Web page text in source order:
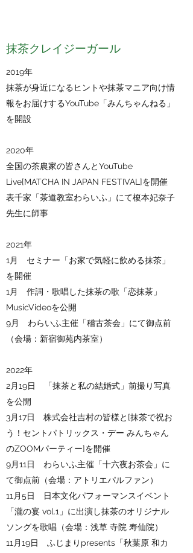
抹茶クレイジーガール
2019年
抹茶が身近になるヒントや抹茶マニア向け情
報をお届けするYouTube「みんちゃんねる」
を開設
2020年
全国の茶農家の皆さんとYouTube
Live[MATCHA IN JAPAN FESTIVAL]を開催
表千家「茶道教室わらいふ」にて榎本妃奈子
先生に師事
2021年
1月 セミナー「お家で気軽に飲める抹茶」
を開催
1月 作詞・歌唱した抹茶の歌「恋抹茶」
MusicVideoを公開
9月 わらいふ主催「稽古茶会」にて御点前
（会場：新宿御苑内茶室）
2022年
2月19日 「抹茶と私の結婚式」前撮り写真
を公開
3月17日 株式会社吉村の皆様と[抹茶で祝お
う！セントパトリックス・デー みんちゃん
のZOOMパーティー]を開催
9月11日 わらいふ主催「十六夜お茶会」に
て御点前（会場：アトリエパルファン）
11月5日 日本文化パフォーマンスイベント
「瀧の宴 vol.1」に出演し抹茶のオリジナル
ソングを歌唱（会場：浅草 寺院 寿仙院）
11月19日 ふじまりpresents「秋葉原 和カ